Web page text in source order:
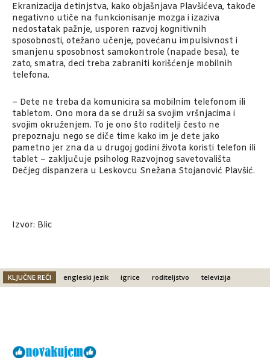
Ekranizacija detinjstva, kako objašnjava Plavšićeva, takođe
negativno utiče na funkcionisanje mozga i izaziva
nedostatak pažnje, usporen razvoj kognitivnih
sposobnosti, otežano učenje, povećanu impulsivnost i
smanjenu sposobnost samokontrole (napade besa), te
zato, smatra, deci treba zabraniti korišćenje mobilnih
telefona.
– Dete ne treba da komunicira sa mobilnim telefonom ili
tabletom. Ono mora da se druži sa svojim vršnjacima i
svojim okruženjem. To je ono što roditelji često ne
prepoznaju nego se diče time kako im je dete jako
pametno jer zna da u drugoj godini života koristi telefon ili
tablet – zaključuje psiholog Razvojnog savetovališta
Dečjeg dispanzera u Leskovcu Snežana Stojanović Plavšić.
Izvor: Blic
KLJUČNE REČI engleski jezik igrice roditeljstvo televizija